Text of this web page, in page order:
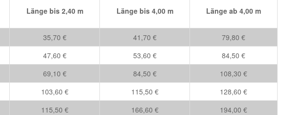
Länge bis 2,40 m Länge bis 4,00 m Länge ab 4,00 m
35,70 € 41,70 €
79,80 €
47,60 € 53,60 €
84,50 €
69,10 € 84,50 €
108,30 €
103,60 € 115,50 €
128,60 €
115,50 € 166,60 €
194,00 €